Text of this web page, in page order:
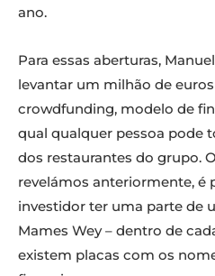
ano.
Para essas aberturas,
levantar um milhão de
crowdfunding, modelo de
qual qualquer pessoa pode
dos restaurantes do grupo.
revelámos anteriormente, é
investidor ter uma parte de
Mames Wey – dentro de
existem placas com os